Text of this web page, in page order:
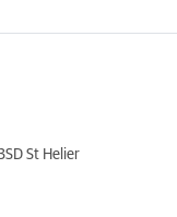
St Helier